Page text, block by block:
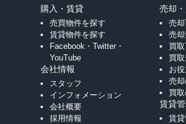
購入・賃貸
売買物件を探す
賃貸物件を探す
Facebook・Twitter・
YouTube
会社情報
スタッフ
インフォメーション
会社概要
採用情報
売却
売
売
買
買
お
売
買
賃貸
賃